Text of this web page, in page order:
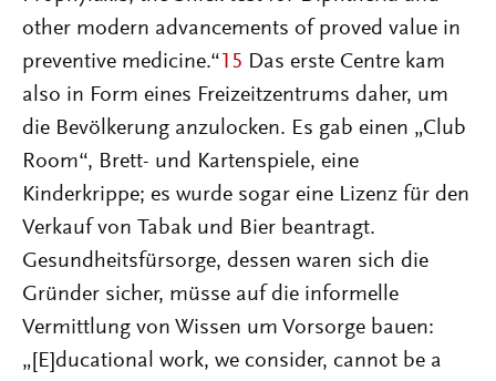
other modern advancements of proved value in
preventive medicine.“15 Das erste Centre kam
also in Form eines Freizeitzentrums daher, um
die Bevölkerung anzulocken. Es gab einen „Club
Room“, Brett- und Kartenspiele, eine
Kinderkrippe; es wurde sogar eine Lizenz für den
Verkauf von Tabak und Bier beantragt.
Gesundheitsfürsorge, dessen waren sich die
Gründer sicher, müsse auf die informelle
Vermittlung von Wissen um Vorsorge bauen:
„[E]ducational work, we consider, cannot be a